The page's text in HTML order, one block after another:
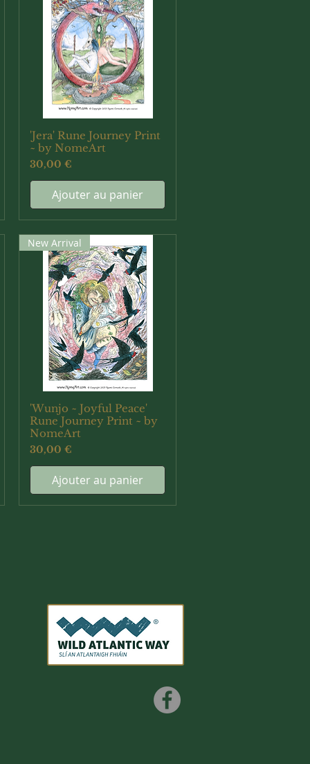
Aperçu rapide
'Jera' Rune Journey Print
~ by NomeArt
Prix
30,00 €
Ajouter au panier
Aperçu rapide
New Arrival
'Wunjo ~ Joyful Peace'
Rune Journey Print ~ by
NomeArt
Prix
30,00 €
Ajouter au panier